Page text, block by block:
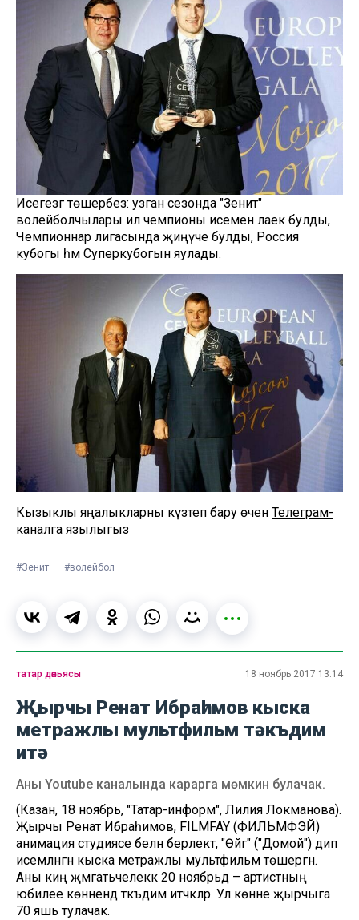
Исегезгә төшерәбез: узган сезонда "Зенит"
волейболчылары ил чемпионы исеменә лаек булды,
Чемпионнар лигасында җиңүче булды, Россия
кубогы һәм Суперкубогын яулады.
Кызыклы яңалыкларны күзәтеп бару өчен Телеграм-
каналга язылыгыз
#Зенит #волейбол
татар дөньясы 18 ноябрь 2017 13:14
Җырчы Ренат Ибраһимов кыска
метражлы мультфильм тәкъдим
итә
Аны Youtube каналында карарга мөмкин булачак.
(Казан, 18 ноябрь, "Татар-информ", Лилия Локманова).
Җырчы Ренат Ибраһимов, FILMFAY (ФИЛЬМФЭЙ)
анимация студиясе белән берлектә, "Өйгә" ("Домой") дип
исемләнгән кыска метражлы мультфильм төшергән.
Аны киң җәмәгатьчелеккә 20 ноябрьдә – артистның
юбилее көннендә тәкъдим итәчәкләр. Ул көнне җырчыга
70 яшь тулачак.